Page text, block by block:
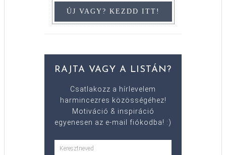
RAJTA VAGY A LISTÁN?
Csatlakozz a hírlevelem
harmincezres közösségéhez!
Motiváció & inspiráció
egyenesen az e-mail fiókodba! :)